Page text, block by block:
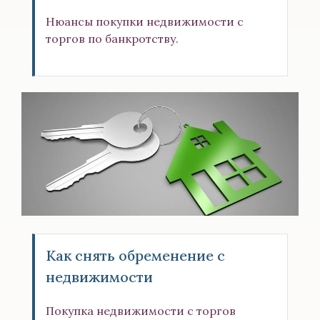
Нюансы покупки недвижимости с
торгов по банкротству.
Как снять обременение с
недвижимости
Покупка недвижимости с торгов